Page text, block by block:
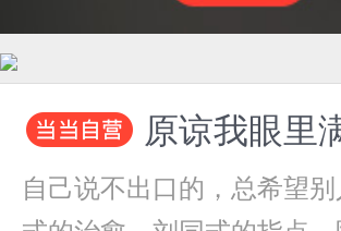
原谅我眼里
自己说不出口的，总希望